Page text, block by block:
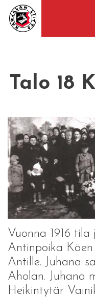
Talo 18
Vuonna 1916
Antinpoika Käen
Antille. Juhana
Aholan. Juhana
Heikintytär